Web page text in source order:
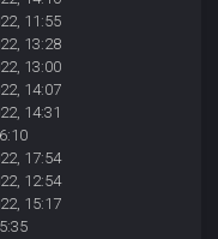
11:55
13:28
13:00
14:07
14:31
17:54
12:54
15:17